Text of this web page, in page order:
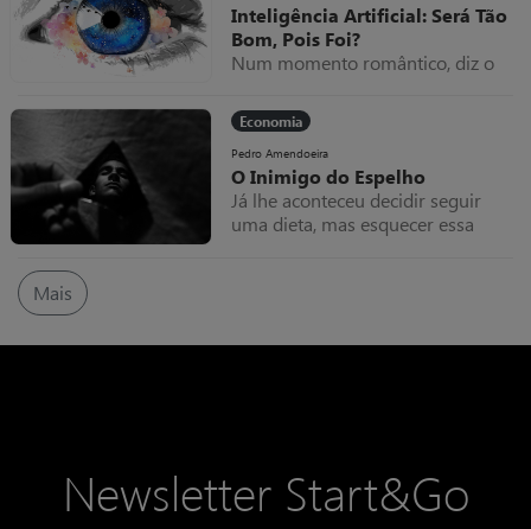
Inteligência Artificial: Será Tão
Bom, Pois Foi?
Num momento romântico, diz o
que será, pois foi?”.
Economia
Pedro Amendoeira
O Inimigo do Espelho
Já lhe aconteceu decidir seguir
uma dieta, mas esquecer essa
Mais
Newsletter Start&Go